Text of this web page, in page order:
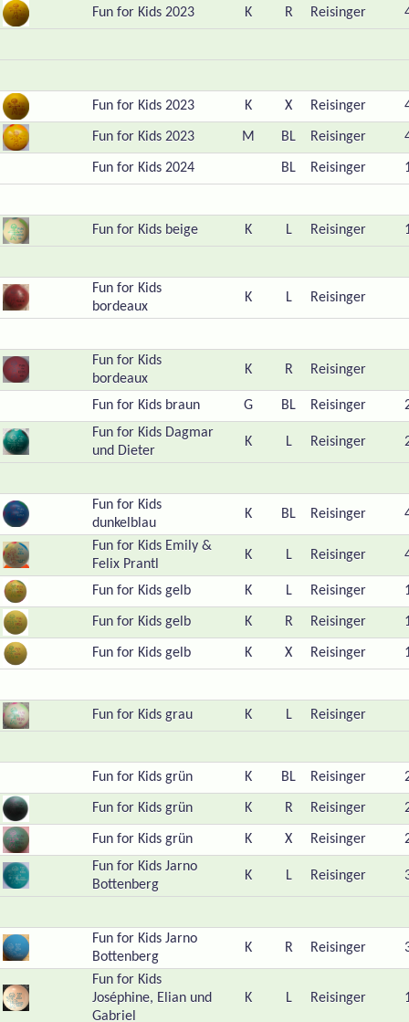
Fun for Kids 2023 K R Reisinger
Fun for Kids 2023 K X Reisinger
Fun for Kids 2023 M BL Reisinger
Fun for Kids 2024 BL Reisinger
Fun for Kids beige K L Reisinger
Fun for Kids
bordeaux
K L Reisinger
Fun for Kids
bordeaux
K R Reisinger
Fun for Kids braun G BL Reisinger
Fun for Kids Dagmar
und Dieter
K L Reisinger
Fun for Kids
dunkelblau
K BL Reisinger
Fun for Kids Emily &
Felix Prantl
K L Reisinger
Fun for Kids gelb K L Reisinger
Fun for Kids gelb K R Reisinger
Fun for Kids gelb K X Reisinger
Fun for Kids grau K L Reisinger
Fun for Kids grün K BL Reisinger
Fun for Kids grün K R Reisinger
Fun for Kids grün K X Reisinger
Fun for Kids Jarno
Bottenberg
K L Reisinger
Fun for Kids Jarno
Bottenberg
K R Reisinger
Fun for Kids
Joséphine, Elian und
Gabriel
K L Reisinger